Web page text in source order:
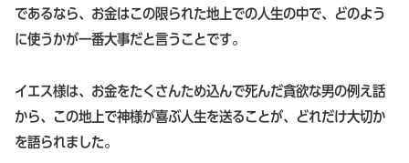
であるなら、お金はこの限られた地上での人生の中で、どのよう
に使うかが一番大事だと言うことです。
イエス様は、お金をたくさんため込んで死んだ貪欲な男の例え話
から、この地上で神様が喜ぶ人生を送ることが、どれだけ大切か
を語られました。